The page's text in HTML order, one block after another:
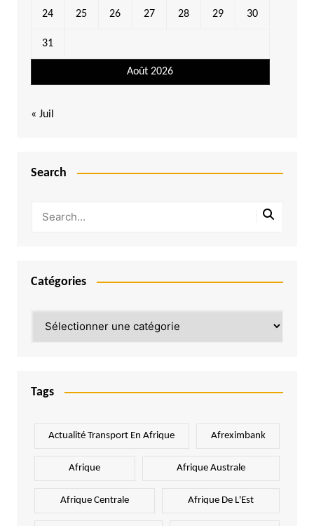
Août 2026
24 25 26 27 28 29 30
31
« Juil
Search
Catégories
Tags
Actualité Transport En Afrique Afreximbank
Afrique Afrique Australe
Afrique Centrale Afrique De L'Est